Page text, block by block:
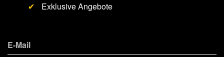
✔
Exklusive Angebote